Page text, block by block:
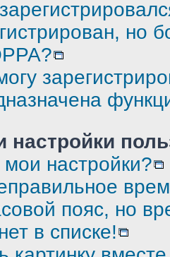
но
настройки?
пояс, но
в списке!